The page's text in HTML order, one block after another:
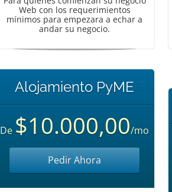
Web con los requerimientos
mínimos para empezara a echar a
andar su negocio.
Alojamiento PyME
De $10.000,00/mo
Pedir Ahora